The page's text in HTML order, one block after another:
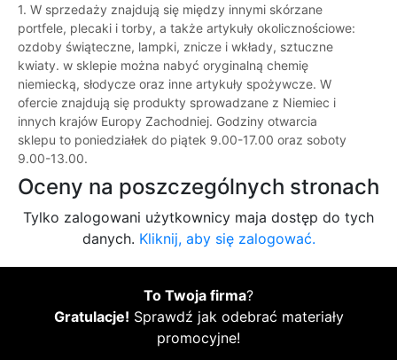
1. W sprzedaży znajdują się między innymi skórzane
portfele, plecaki i torby, a także artykuły okolicznościowe:
ozdoby świąteczne, lampki, znicze i wkłady, sztuczne
kwiaty. w sklepie można nabyć oryginalną chemię
niemiecką, słodycze oraz inne artykuły spożywcze. W
ofercie znajdują się produkty sprowadzane z Niemiec i
innych krajów Europy Zachodniej. Godziny otwarcia
sklepu to poniedziałek do piątek 9.00-17.00 oraz soboty
9.00-13.00.
Oceny na poszczególnych stronach
Tylko zalogowani użytkownicy maja dostęp do tych
danych. Kliknij, aby się zalogować.
To Twoja firma?
Gratulacje! Sprawdź jak odebrać materiały
promocyjne!